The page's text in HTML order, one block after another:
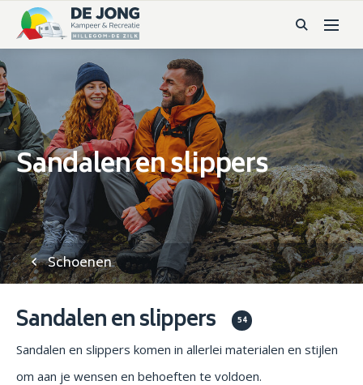
Sandalen en slippers
Schoenen
Sandalen en slippers 54
Sandalen en slippers komen in allerlei materialen en stijlen
om aan je wensen en behoeften te voldoen.